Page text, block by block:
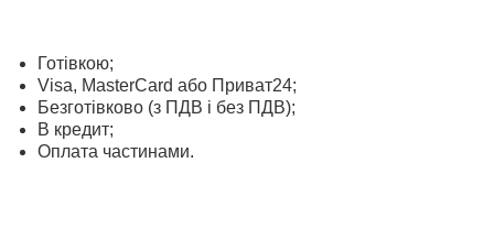
Готівкою;
Visa, MasterСard або Приват24;
Безготівково (з ПДВ і без ПДВ);
В кредит;
Оплата частинами.